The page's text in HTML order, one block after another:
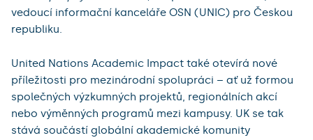
vedoucí informační kanceláře OSN (UNIC) pro Českou
republiku.
United Nations Academic Impact také otevírá nové
příležitosti pro mezinárodní spolupráci – ať už formou
společných výzkumných projektů, regionálních akcí
nebo výměnných programů mezi kampusy. UK se tak
stává součástí globální akademické komunity